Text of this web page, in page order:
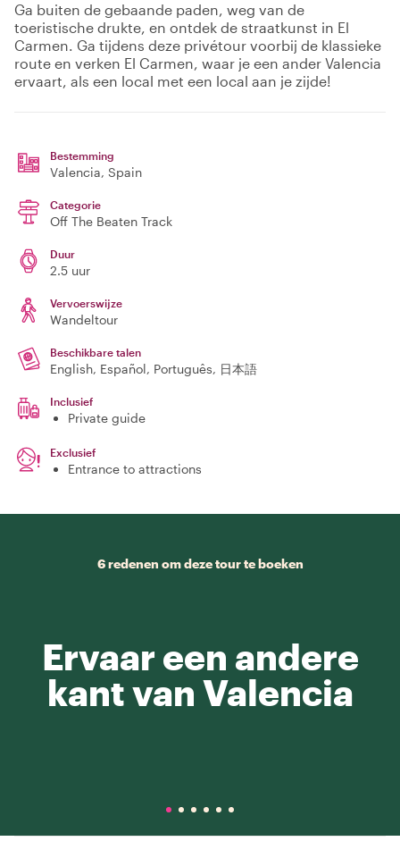
Ga buiten de gebaande paden, weg van de
toeristische drukte, en ontdek de straatkunst in El
Carmen. Ga tijdens deze privétour voorbij de klassieke
route en verken El Carmen, waar je een ander Valencia
ervaart, als een local met een local aan je zijde!
Bestemming
Valencia, Spain
Categorie
Off The Beaten Track
Duur
2.5 uur
Vervoerswijze
Wandeltour
Beschikbare talen
English, Español, Português, 日本語
Inclusief
Private guide
Exclusief
Entrance to attractions
6 redenen om deze tour te boeken
Ervaar een andere
kant van Valencia